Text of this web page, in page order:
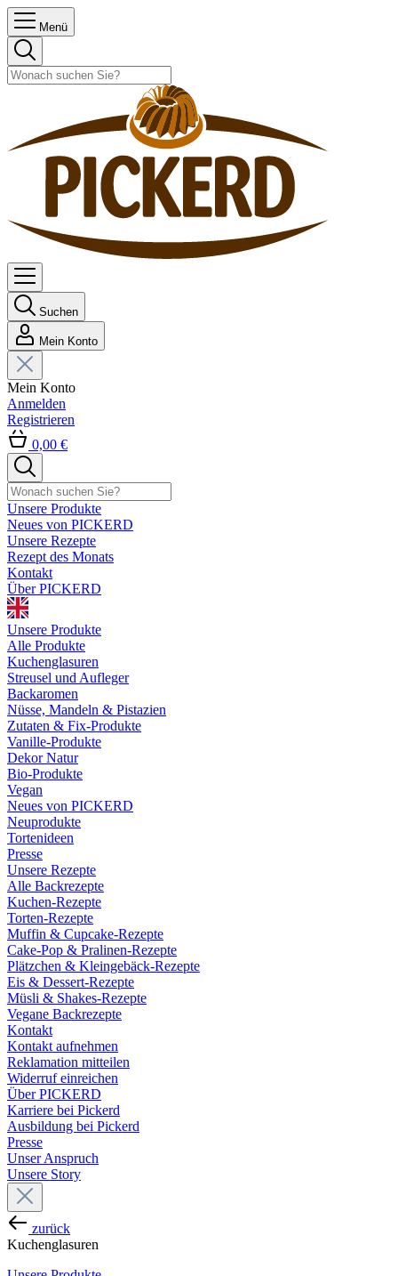
Menü
Suchen
Mein Konto
Mein Konto
Anmelden
Registrieren
0,00 €
Unsere Produkte
Neues von PICKERD
Unsere Rezepte
Rezept des Monats
Kontakt
Über PICKERD
Unsere Produkte
Alle Produkte
Kuchenglasuren
Streusel und Aufleger
Backaromen
Nüsse, Mandeln & Pistazien
Zutaten & Fix-Produkte
Vanille-Produkte
Dekor Natur
Bio-Produkte
Vegan
Neues von PICKERD
Neuprodukte
Tortenideen
Presse
Unsere Rezepte
Alle Backrezepte
Kuchen-Rezepte
Torten-Rezepte
Muffin & Cupcake-Rezepte
Cake-Pop & Pralinen-Rezepte
Plätzchen & Kleingebäck-Rezepte
Eis & Dessert-Rezepte
Müsli & Shakes-Rezepte
Vegane Backrezepte
Kontakt
Kontakt aufnehmen
Reklamation mitteilen
Widerruf einreichen
Über PICKERD
Karriere bei Pickerd
Ausbildung bei Pickerd
Presse
Unser Anspruch
Unsere Story
zurück
Kuchenglasuren